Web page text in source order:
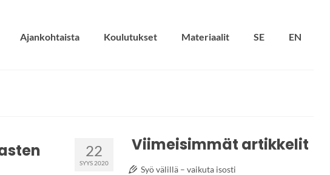
Ajankohtaista Koulutukset Materiaalit SE EN
22
SYYS 2020
Viimeisimmät artikkelit
Syö välillä – vaikuta isosti